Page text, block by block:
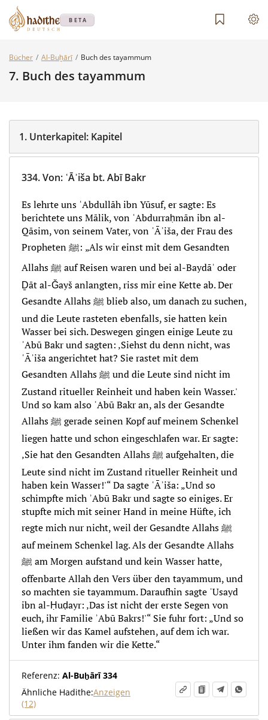
BETA
Bücher Al-Buḫārī Buch des tayammum
7. Buch des tayammum
1. Unterkapitel: Kapitel
334.Von: ʿĀʾiša bt. Abī Bakr
Es lehrte uns ʿAbdullāh ibn Yūsuf, er sagte: Es
berichtete uns Mālik, von ʿAbdurraḥmān ibn al-
Qāsim, von seinem Vater, von ʿĀʾiša, der Frau des
Propheten ﷺ: „Als wir einst mit dem Gesandten
Allahs ﷺ auf Reisen waren und bei al-Baydāʾ oder
Ḏāt al-Ǧayš anlangten, riss mir eine Kette ab. Der
Gesandte Allahs ﷺ blieb also, um danach zu suchen,
und die Leute rasteten ebenfalls, sie hatten kein
Wasser bei sich. Deswegen gingen einige Leute zu
ʾAbū Bakr und sagten: ‚Siehst du denn nicht, was
ʿĀʾiša angerichtet hat? Sie rastet mit dem
Gesandten Allahs ﷺ und die Leute sind nicht im
Zustand ritueller Reinheit und haben kein Wasser.'
Und so kam also ʾAbū Bakr an, als der Gesandte
Allahs ﷺ gerade seinen Kopf auf meinem Schenkel
liegen hatte und schon eingeschlafen war. Er sagte:
‚Sie hat den Gesandten Allahs ﷺ aufgehalten, die
Leute sind nicht im Zustand ritueller Reinheit und
haben kein Wasser!'“ Da sagte ʿĀʾiša: „Und so
schimpfte mich ʾAbū Bakr und sagte so einiges. Er
stupfte mich mit seiner Hand in meine Hüfte, ich
regte mich nur nicht, weil der Gesandte Allahs ﷺ
auf meinem Schenkel lag. Als der Gesandte Allahs
ﷺ am Morgen aufstand und kein Wasser hatte,
offenbarte Allah den Vers über den tayammum, und
so machten sie tayammum. Daraufhin sagte ʾUsayd
ibn al-Ḥuḍayr: ‚Das ist nicht der erste Segen von
euch, ihr Familie ʾAbū Bakrs!'“ Sie fuhr fort: „Und so
ließen wir das Kamel aufstehen, auf dem ich war.
Unter ihm fanden wir die Kette.“
Referenz: Al-Buḫārī 334
Ähnliche Hadithe:Anzeigen
(12)